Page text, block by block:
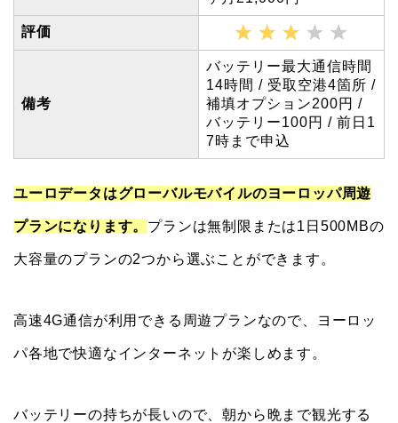
評価
備考
バッテリー最大通信時間
14時間 / 受取空港4箇所 /
補填オプション200円 /
バッテリー100円 / 前日1
7時まで申込
ユーロデータはグローバルモバイルのヨーロッパ周遊
プランになります。 プランは無制限または1日500MBの
大容量のプランの2つから選ぶことができます。
高速4G通信が利用できる周遊プランなので、ヨーロッ
パ各地で快適なインターネットが楽しめます。
バッテリーの持ちが長いので、朝から晩まで観光する